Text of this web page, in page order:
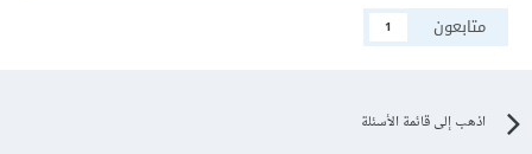
متابعون
1
اذهب إلى قائمة الأسئلة